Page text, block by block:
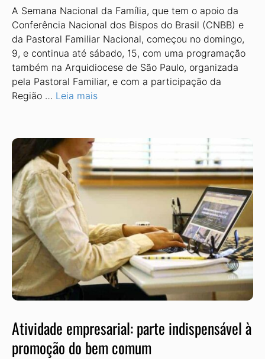
A Semana Nacional da Família, que tem o apoio da
Conferência Nacional dos Bispos do Brasil (CNBB) e
da Pastoral Familiar Nacional, começou no domingo,
9, e continua até sábado, 15, com uma programação
também na Arquidiocese de São Paulo, organizada
pela Pastoral Familiar, e com a participação da
Região … Leia mais
Atividade empresarial: parte indispensável à
promoção do bem comum